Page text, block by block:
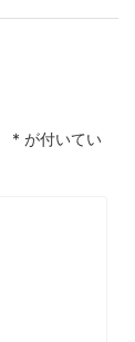
* が付いてい